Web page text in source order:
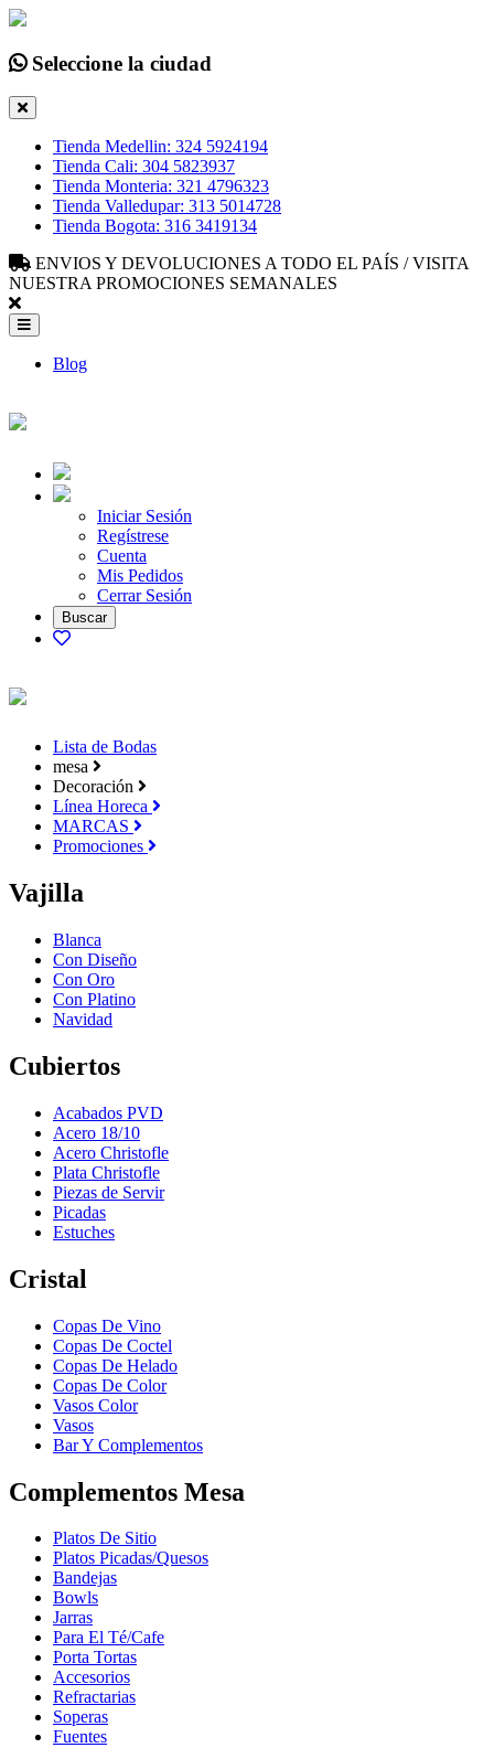
Seleccione la ciudad
Tienda Medellin: 324 5924194
Tienda Cali: 304 5823937
Tienda Monteria: 321 4796323
Tienda Valledupar: 313 5014728
Tienda Bogota: 316 3419134
ENVIOS Y DEVOLUCIONES A TODO EL PAÍS / VISITA
NUESTRA PROMOCIONES SEMANALES
Blog
Iniciar Sesión
Regístrese
Cuenta
Mis Pedidos
Cerrar Sesión
Lista de Bodas
mesa
Decoración
Línea Horeca
MARCAS
Promociones
Vajilla
Blanca
Con Diseño
Con Oro
Con Platino
Navidad
Cubiertos
Acabados PVD
Acero 18/10
Acero Christofle
Plata Christofle
Piezas de Servir
Picadas
Estuches
Cristal
Copas De Vino
Copas De Coctel
Copas De Helado
Copas De Color
Vasos Color
Vasos
Bar Y Complementos
Complementos Mesa
Platos De Sitio
Platos Picadas/Quesos
Bandejas
Bowls
Jarras
Para El Té/Cafe
Porta Tortas
Accesorios
Refractarias
Soperas
Fuentes